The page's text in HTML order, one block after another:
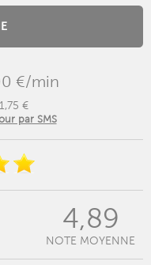
€/min
€
par SMS
4,89
NOTE MOYENNE